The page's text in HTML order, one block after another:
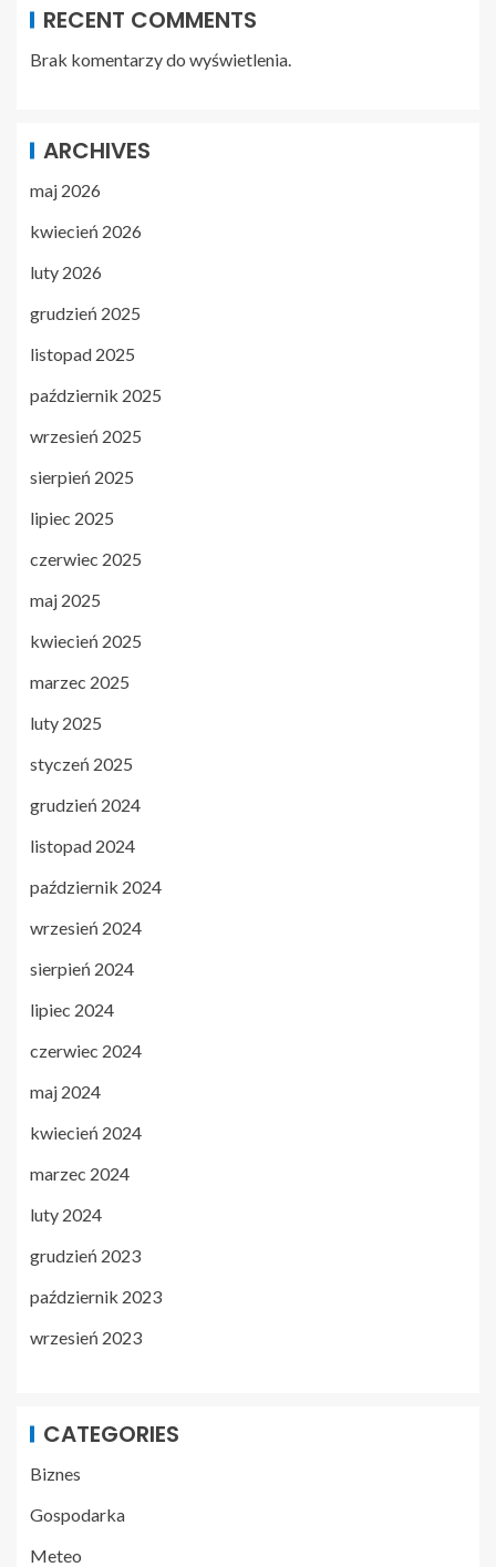
RECENT COMMENTS
Brak komentarzy do wyświetlenia.
ARCHIVES
maj 2026
kwiecień 2026
luty 2026
grudzień 2025
listopad 2025
październik 2025
wrzesień 2025
sierpień 2025
lipiec 2025
czerwiec 2025
maj 2025
kwiecień 2025
marzec 2025
luty 2025
styczeń 2025
grudzień 2024
listopad 2024
październik 2024
wrzesień 2024
sierpień 2024
lipiec 2024
czerwiec 2024
maj 2024
kwiecień 2024
marzec 2024
luty 2024
grudzień 2023
październik 2023
wrzesień 2023
CATEGORIES
Biznes
Gospodarka
Meteo